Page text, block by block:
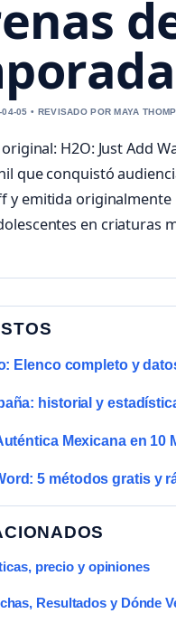
05 • REVISADO POR MAYA
H2O: Just Add
que conquistó
y emitida
en criaturas
Elenco completo y
historial y
Mexicana en 10
5 métodos gratis y
precio y opiniones
Resultados y Dónde